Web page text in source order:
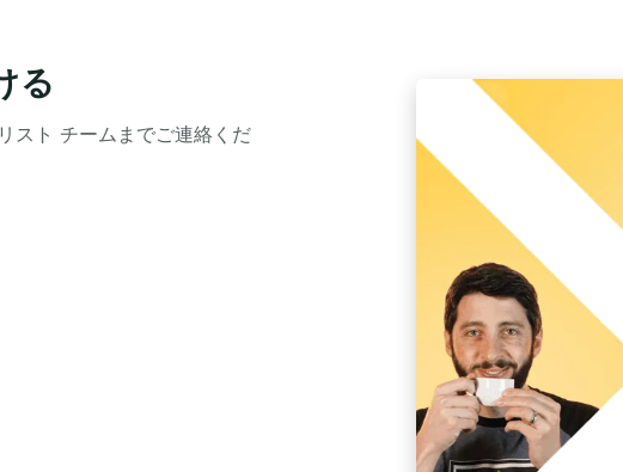
る
スト チームまでご連絡くだ